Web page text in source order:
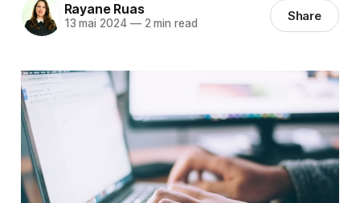
Rayane Ruas
13 mai 2024 —2 min read Share